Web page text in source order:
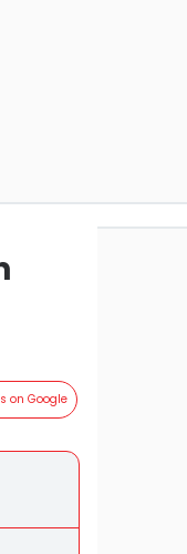
on Google